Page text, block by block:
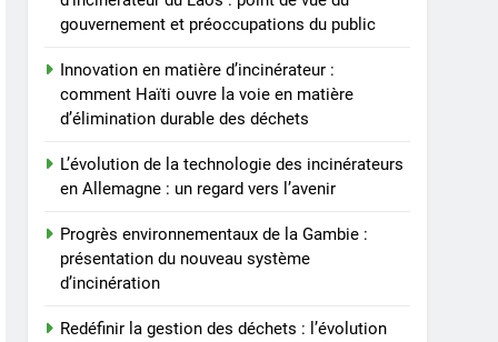
déchets du Royaume-Uni
? Le débat sur
l’incinération
8
L’impact sur la santé
incinérateur ukrainien
AIO
gouvernement et préoccupations du public
Innovation en matière d’incinérateur :
comment Haïti ouvre la voie en matière
d’élimination durable des déchets
L’évolution de la technologie des incinérateurs
en Allemagne : un regard vers l’avenir
Progrès environnementaux de la Gambie :
présentation du nouveau système
d’incinération
Redéfinir la gestion des déchets : l’évolution